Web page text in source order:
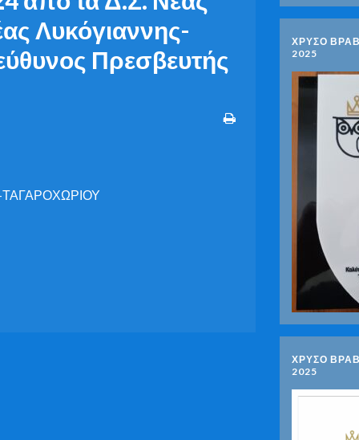
Λυκόγιαννης-
Πρεσβευτής
ΤΑΓΑΡΟΧΩΡΙΟΥ
ΧΡΥΣΟ
2025
ΧΡΥΣΟ
2025